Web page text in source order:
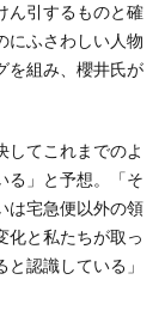
ん引するものと確
にふさわしい人物
を組み、櫻井氏が
してこれまでのよ
る」と予想。「そ
は宅急便以外の領
化と私たちが取っ
認識している」